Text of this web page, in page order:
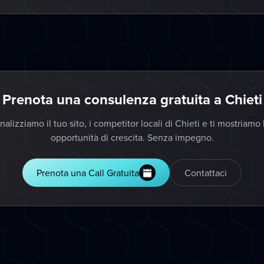
Prenota una consulenza gratuita a Chieti
il tuo sito, i competitor locali di Chieti e ti mostriamo
opportunità di crescita. Senza impegno.
Prenota una Call Gratuita Contattaci